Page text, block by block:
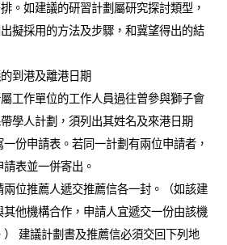
。如建議的研習計劃屬研究探討類型，
擬採用的方法及步驟，和冀望得出的結
到港及離港日期
工作單位的工作人員過往曾參與獅子會
學人計劃，須列出其姓名及來港日期
份申請表。若同一計劃有兩位申請者，
表並一併寄出。
兩位推薦人遞交推薦信各一封。（如該建
其他機構合作，申請人宜遞交一份由該機
） 建議計劃書及推薦信必須交回下列地